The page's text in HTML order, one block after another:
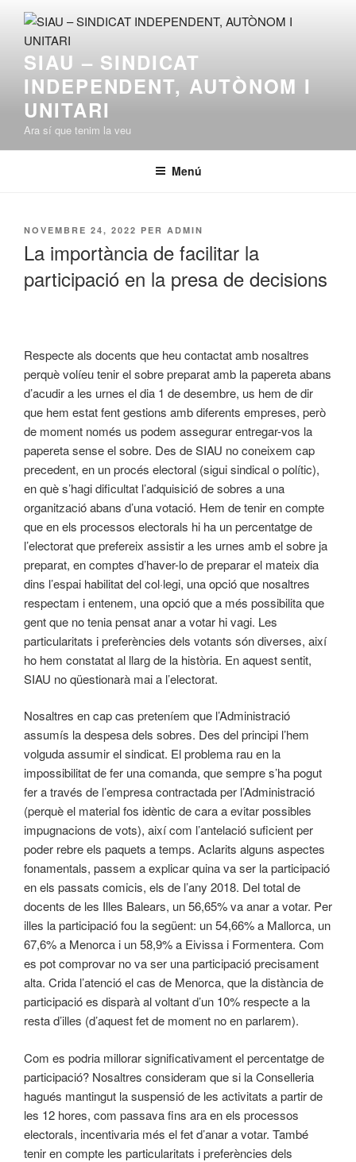
contingut
SIAU – SINDICAT
INDEPENDENT, AUTÒNOM I
UNITARI
Ara sí que tenim la veu
Menú
PUBLICAT
NOVEMBRE 24, 2022 PER ADMIN
La importància de facilitar la
participació en la presa de decisions
Respecte als docents que heu contactat amb nosaltres
perquè volíeu tenir el sobre preparat amb la papereta abans
d’acudir a les urnes el dia 1 de desembre, us hem de dir
que hem estat fent gestions amb diferents empreses, però
de moment només us podem assegurar entregar-vos la
papereta sense el sobre. Des de SIAU no coneixem cap
precedent, en un procés electoral (sigui sindical o polític),
en què s’hagi dificultat l’adquisició de sobres a una
organització abans d’una votació. Hem de tenir en compte
que en els processos electorals hi ha un percentatge de
l’electorat que prefereix assistir a les urnes amb el sobre ja
preparat, en comptes d’haver-lo de preparar el mateix dia
dins l’espai habilitat del col·legi, una opció que nosaltres
respectam i entenem, una opció que a més possibilita que
gent que no tenia pensat anar a votar hi vagi. Les
particularitats i preferències dels votants són diverses, així
ho hem constatat al llarg de la història. En aquest sentit,
SIAU no qüestionarà mai a l’electorat.
Nosaltres en cap cas preteníem que l’Administració
assumís la despesa dels sobres. Des del principi l’hem
volguda assumir el sindicat. El problema rau en la
impossibilitat de fer una comanda, que sempre s’ha pogut
fer a través de l’empresa contractada per l’Administració
(perquè el material fos idèntic de cara a evitar possibles
impugnacions de vots), així com l’antelació suficient per
poder rebre els paquets a temps. Aclarits alguns aspectes
fonamentals, passem a explicar quina va ser la participació
en els passats comicis, els de l’any 2018. Del total de
docents de les Illes Balears, un 56,65% va anar a votar. Per
illes la participació fou la següent: un 54,66% a Mallorca, un
67,6% a Menorca i un 58,9% a Eivissa i Formentera. Com
es pot comprovar no va ser una participació precisament
alta. Crida l’atenció el cas de Menorca, que la distància de
participació es disparà al voltant d’un 10% respecte a la
resta d’illes (d’aquest fet de moment no en parlarem).
Com es podria millorar significativament el percentatge de
participació? Nosaltres consideram que si la Conselleria
hagués mantingut la suspensió de les activitats a partir de
les 12 hores, com passava fins ara en els processos
electorals, incentivaria més el fet d’anar a votar. També
tenir en compte les particularitats i preferències dels